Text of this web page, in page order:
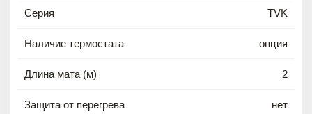
Серия TVK
Наличие термостата опция
Длина мата (м) 2
Защита от перегрева нет